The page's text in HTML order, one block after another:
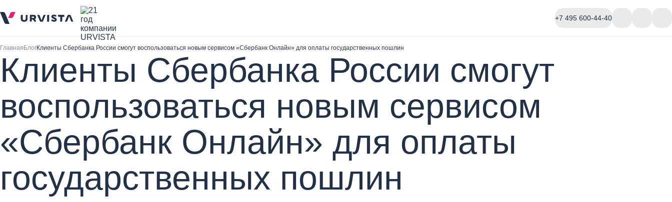
+7 495 600-44-40
ГлавнаяБлогКлиенты Сбербанка России смогут воспользоваться новым сервисом «Сбербанк Онлайн» для оплаты государственных пошлин
Клиенты Сбербанка России смогут
воспользоваться новым сервисом
«Сбербанк Онлайн» для оплаты
государственных пошлин